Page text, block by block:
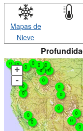
Mapas de
Nieve
+
-
0
0
0
0
0 0
0
0
0
0
0
0
0
0
0
0
0
0
0